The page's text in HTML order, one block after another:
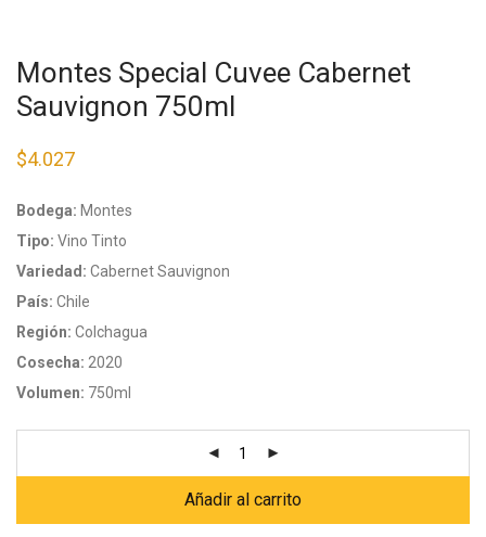
Montes Special Cuvee Cabernet
Sauvignon 750ml
$4.027
Bodega: Montes
Tipo: Vino Tinto
Variedad: Cabernet Sauvignon
País: Chile
Región: Colchagua
Cosecha: 2020
Volumen: 750ml
Añadir al carrito